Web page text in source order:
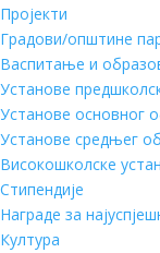
Пројекти
Градови/општине
Васпитање и
Установе
Установе основног
Установе средњег
Високошколске
Стипендије
Награде за
Култура